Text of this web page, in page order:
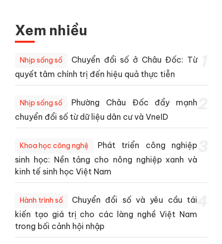
Xem nhiều
Nhịp sống số
Chuyển đổi số ở Châu Đốc: Từ
quyết tâm chính trị đến hiệu quả thực tiễn
Nhịp sống số
Phường Châu Đốc đẩy mạnh
chuyển đổi số từ dữ liệu dân cư và VneID
Khoa học công nghệ
Phát triển công nghiệp
sinh học: Nền tảng cho nông nghiệp xanh và
kinh tế sinh học Việt Nam
Hành trình số
Chuyển đổi số và yêu cầu tái
kiến tạo giá trị cho các làng nghề Việt Nam
trong bối cảnh hội nhập